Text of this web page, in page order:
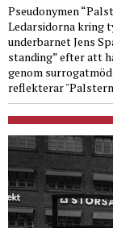
Pseudonymen
Ledarsidorna kring
underbarnet Jens
standing” efter att
genom
reflekterar